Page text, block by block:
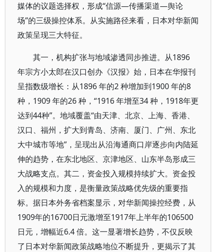
媒体的议题选择权，形成“信源—传播渠道—舆论
场”的三级操控体系。从实施路径来看，日本对华新闻
政策呈现三大特征。
其一，机构扩张与地域渗透同步推进。从1896
年宗方小太郎在汉口创办《汉报》始，日本在华报刊
呈指数级增长：从1896 年的2 种增加到1900 年的8
种，1909 年的26 种，“1916 年增至34 种，1918年更
达到44种”。地域覆盖“由天津、北京、上海、香港、
汉口、福州，扩大到青岛、济南、厦门、广州、东北
大中城市等地”，呈现出从沿海通商口岸逐步向内陆延
伸的趋势，在东北地区、京津地区、山东半岛形成三
大战略支点。其二，资金投入规模持续扩大。资金投
入的规模和力度，是衡量政策战略优先级的重要指
标。据日本外务省档案显示，对华新闻操控经费，从
1909年的16700日元激增至1917年上半年的106500
日元，增幅近6.4 倍。这一显著增长趋势，不仅反映
了日本对华新闻政策战略地位不断提升，更揭示了其